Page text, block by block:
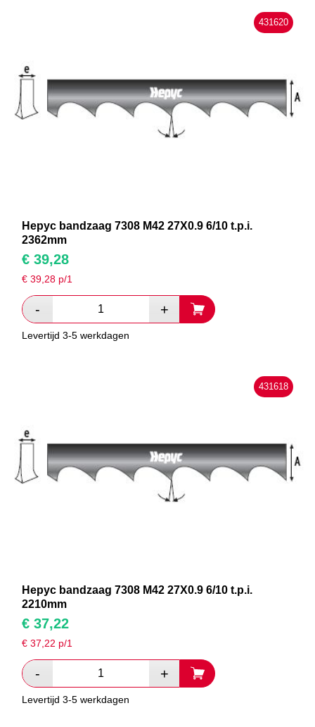
431620
Hepyc bandzaag 7308 M42 27X0.9 6/10 t.p.i.
2362mm
€ 39,28
€39,28 p/1
Levertijd 3-5 werkdagen
431618
Hepyc bandzaag 7308 M42 27X0.9 6/10 t.p.i.
2210mm
€ 37,22
€37,22 p/1
Levertijd 3-5 werkdagen